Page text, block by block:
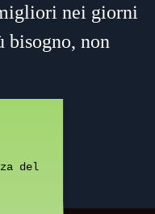
nei giorni
bisogno, non
del